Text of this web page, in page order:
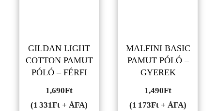
GILDAN LIGHT
COTTON PAMUT
PÓLÓ – FÉRFI
1,690Ft
(1 331Ft + ÁFA)
MALFINI BASIC
PAMUT PÓLÓ –
GYEREK
1,490Ft
(1 173Ft + ÁFA)